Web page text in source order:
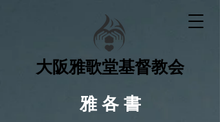
大阪雅歌堂基督教会
雅 各 書